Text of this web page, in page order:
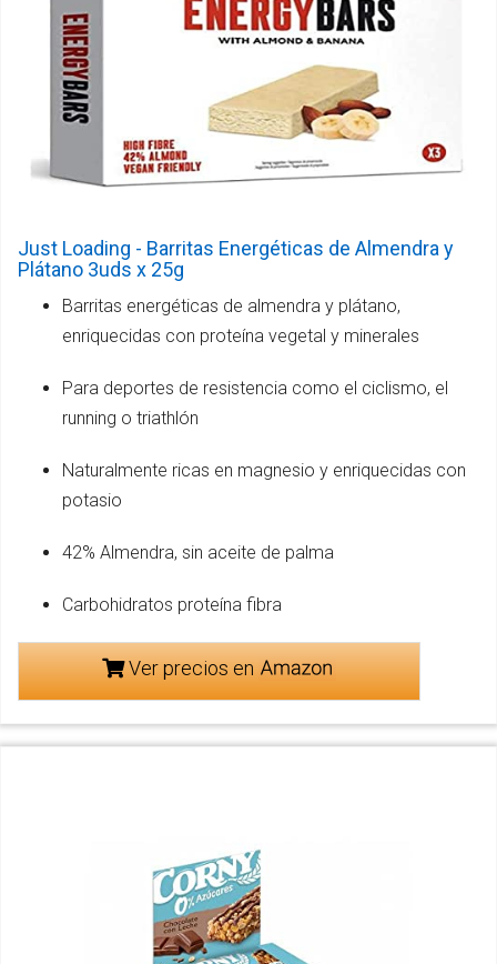
Just Loading - Barritas Energéticas de Almendra y
Plátano 3uds x 25g
Barritas energéticas de almendra y plátano,
enriquecidas con proteína vegetal y minerales
Para deportes de resistencia como el ciclismo, el
running o triathlón
Naturalmente ricas en magnesio y enriquecidas con
potasio
42% Almendra, sin aceite de palma
Carbohidratos proteína fibra
Ver precios en